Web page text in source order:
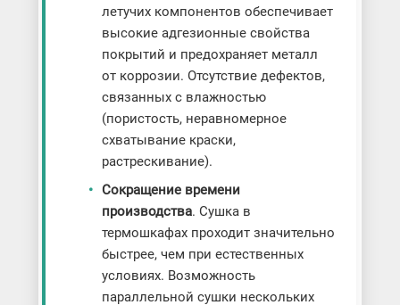
летучих компонентов обеспечивает
высокие адгезионные свойства
покрытий и предохраняет металл
от коррозии. Отсутствие дефектов,
связанных с влажностью
(пористость, неравномерное
схватывание краски,
растрескивание).
Сокращение времени
производства. Сушка в
термошкафах проходит значительно
быстрее, чем при естественных
условиях. Возможность
параллельной сушки нескольких